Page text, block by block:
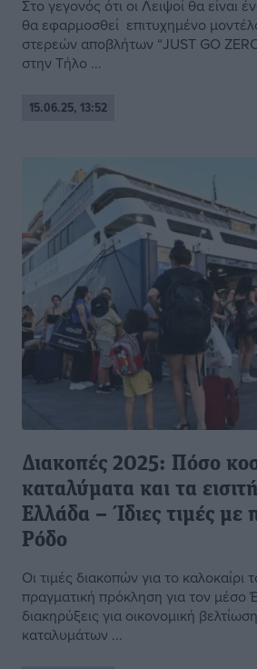
Στο γεγονός ότι οι Λειψοί θα είναι
θα εφαρμοσθεί επιτυχημένο
στερεών αποβλήτων “JUST GO
στην Τήλο ...
15.06.25, 13:52
Διακοπές 2025: Πόσο
καταλύματα και τα
Ελλάδα – Ίδιες τιμές με
Ρόδο
Οι τιμές διακοπών για το
πραγματική πρόκληση για τον μέσο
διακηρύξεις για οικονομική
καταλυμάτων ...